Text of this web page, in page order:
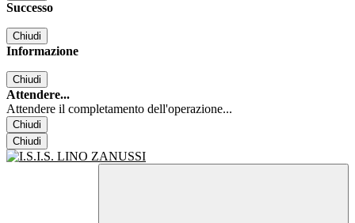
Successo
Chiudi
Informazione
Chiudi
Attendere...
Attendere il completamento dell'operazione...
Chiudi
Chiudi